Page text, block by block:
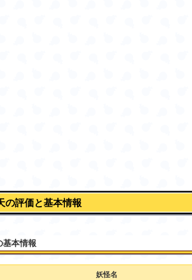
の評価と基本情報
基本情報
妖怪名